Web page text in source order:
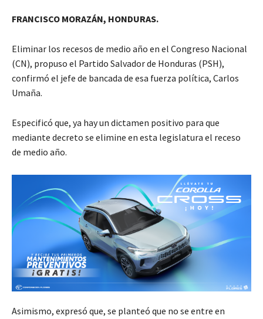
FRANCISCO MORAZÁN, HONDURAS.
Eliminar los recesos de medio año en el Congreso Nacional
(CN), propuso el Partido Salvador de Honduras (PSH),
confirmó el jefe de bancada de esa fuerza política, Carlos
Umaña.
Especificó que, ya hay un dictamen positivo para que
mediante decreto se elimine en esta legislatura el receso
de medio año.
Asimismo, expresó que, se planteó que no se entre en